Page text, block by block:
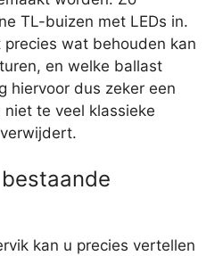
TL-buizen met LEDs in.
wat behouden kan
en welke ballast
hiervoor dus zeker een
te veel klassieke
kan u precies vertellen